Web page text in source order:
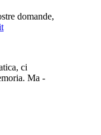
domande,
ci
Ma -